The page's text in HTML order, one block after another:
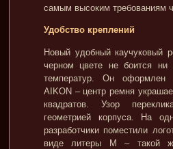
самым высоким требованиям
Удобство креплений
Новый удобный каучуковый
черном цвете не боится
температур. Он оформлен
AIKON – центр ремня
квадратов. Узор
геометрией корпуса. На
разработчики поместили
виде литеры М – такой